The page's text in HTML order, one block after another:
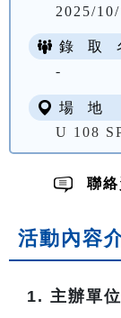
2025/
錄 取
-
場 地
U 108
聯
活動內容
1. 主辦單位